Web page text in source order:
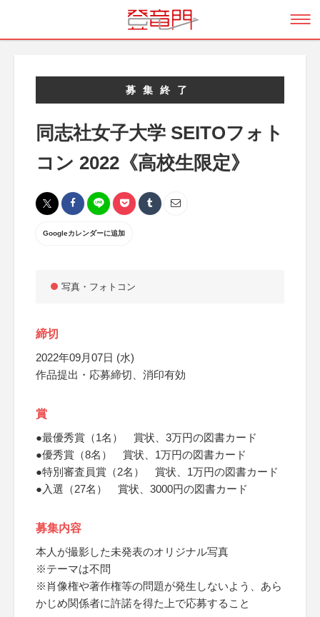
募集終了
同志社女子大学 SEITOフォト
コン 2022《高校生限定》
Googleカレンダーに追加
写真・フォトコン
締切
2022年09月07日 (水)
作品提出・応募締切、消印有効
賞
●最優秀賞（1名） 賞状、3万円の図書カード
●優秀賞（8名） 賞状、1万円の図書カード
●特別審査員賞（2名） 賞状、1万円の図書カード
●入選（27名） 賞状、3000円の図書カード
募集内容
本人が撮影した未発表のオリジナル写真
※テーマは不問
※肖像権や著作権等の問題が発生しないよう、あら
かじめ関係者に許諾を得た上で応募すること